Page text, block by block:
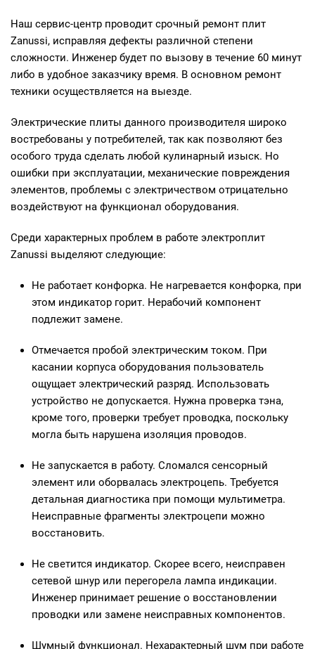
Наш сервис-центр проводит срочный ремонт плит
Zanussi, исправляя дефекты различной степени
сложности. Инженер будет по вызову в течение 60 минут
либо в удобное заказчику время. В основном ремонт
техники осуществляется на выезде.
Электрические плиты данного производителя широко
востребованы у потребителей, так как позволяют без
особого труда сделать любой кулинарный изыск. Но
ошибки при эксплуатации, механические повреждения
элементов, проблемы с электричеством отрицательно
воздействуют на функционал оборудования.
Среди характерных проблем в работе электроплит
Zanussi выделяют следующие:
Не работает конфорка. Не нагревается конфорка, при
этом индикатор горит. Нерабочий компонент
подлежит замене.
Отмечается пробой электрическим током. При
касании корпуса оборудования пользователь
ощущает электрический разряд. Использовать
устройство не допускается. Нужна проверка тэна,
кроме того, проверки требует проводка, поскольку
могла быть нарушена изоляция проводов.
Не запускается в работу. Сломался сенсорный
элемент или оборвалась электроцепь. Требуется
детальная диагностика при помощи мультиметра.
Неисправные фрагменты электроцепи можно
восстановить.
Не светится индикатор. Скорее всего, неисправен
сетевой шнур или перегорела лампа индикации.
Инженер принимает решение о восстановлении
проводки или замене неисправных компонентов.
Шумный функционал. Нехарактерный шум при работе